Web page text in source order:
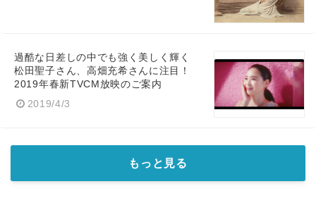
過酷な日差しの中でも強く美しく輝く
松田聖子さん、高畑充希さんに注目！
2019年春新TVCM放映のご案内
2019/4/3
もっと見る